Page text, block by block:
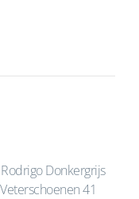
Donkergrijs
41